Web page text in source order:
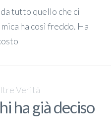
tutto quello che ci
ha così freddo. Ha
Verità
ha già deciso